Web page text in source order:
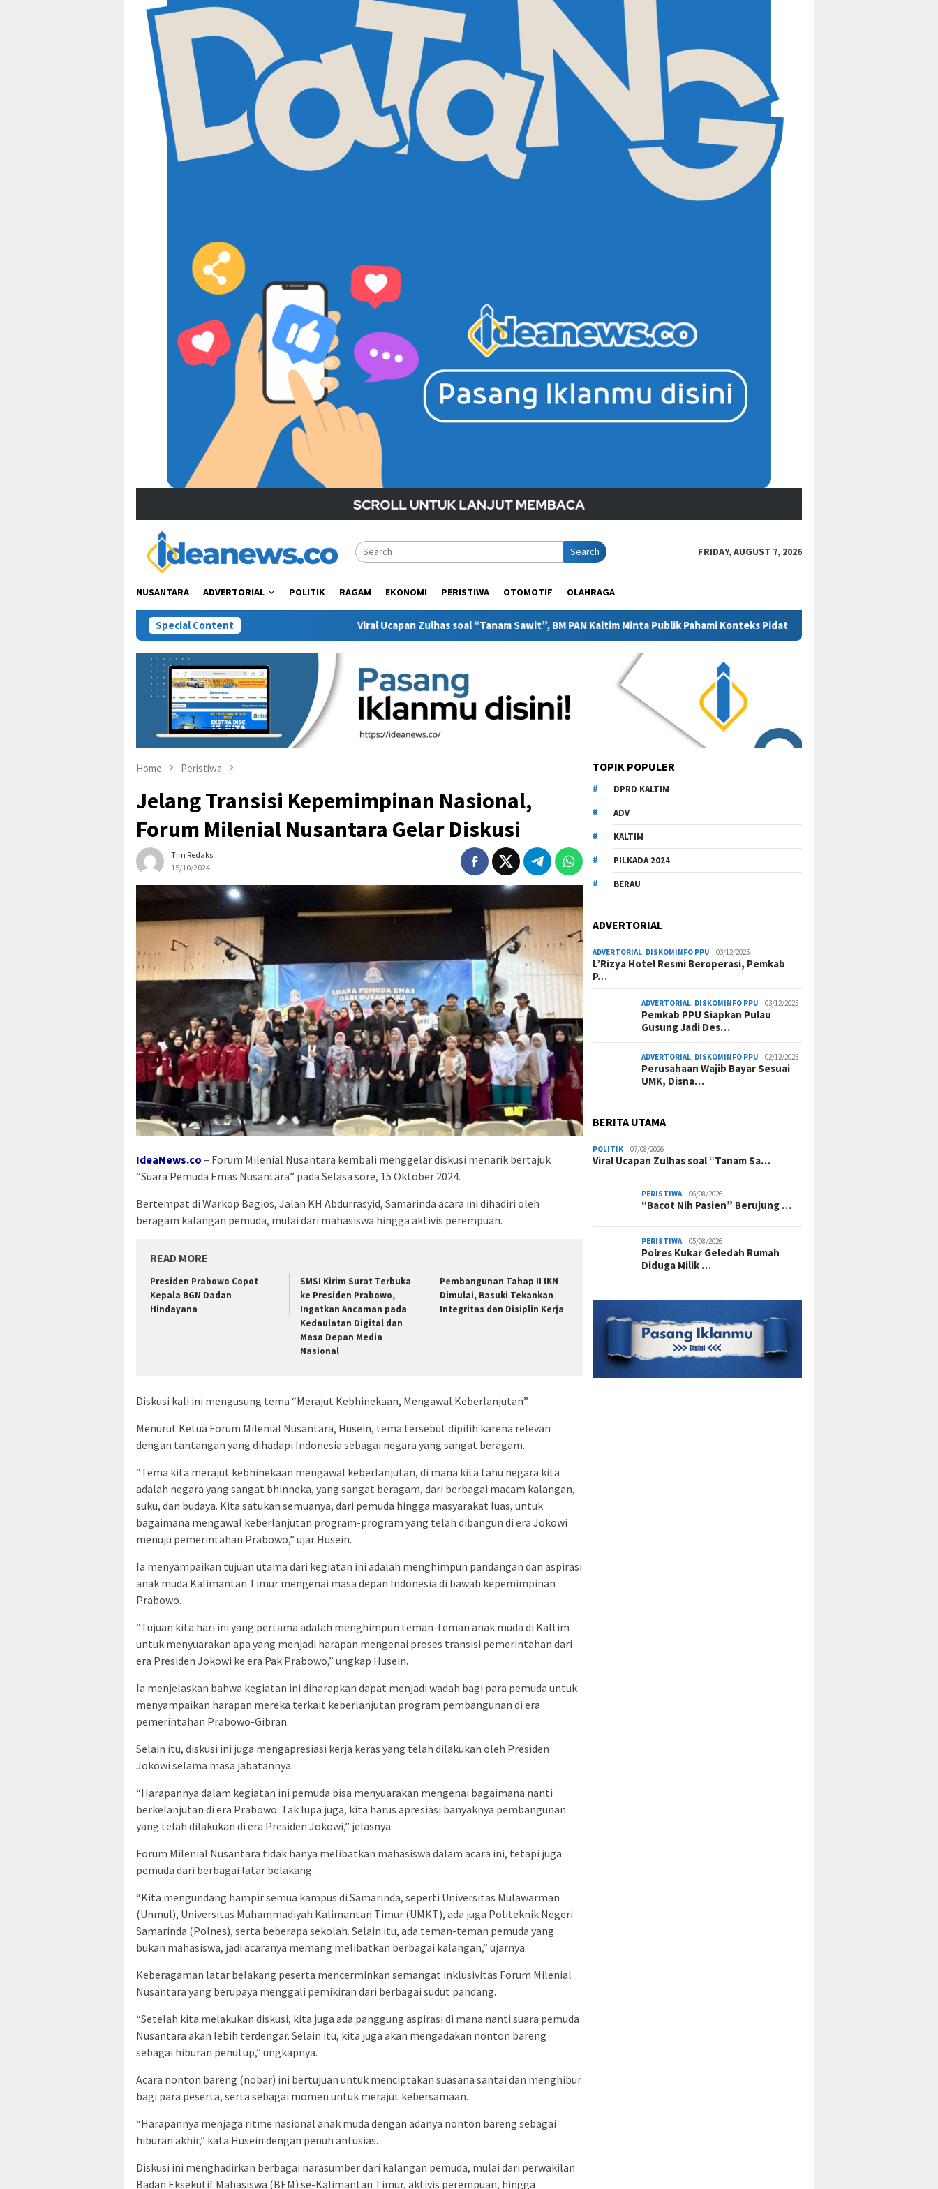
Search FRIDAY, AUGUST 7, 2026
NUSANTARA ADVERTORIAL POLITIK RAGAM EKONOMI PERISTIWA OTOMOTIF OLAHRAGA
Special ContentViral Ucapan Zulhas soal “Tanam Sawit”, BM PAN Kaltim Minta Publik Pahami Konteks Pidato Secara Utuh “Bacot Nih Pasien” Berujung
Home Peristiwa
Jelang Transisi Kepemimpinan Nasional,
Forum Milenial Nusantara Gelar Diskusi
Tim Redaksi
15/10/2024
IdeaNews.co – Forum Milenial Nusantara kembali menggelar diskusi menarik bertajuk
“Suara Pemuda Emas Nusantara” pada Selasa sore, 15 Oktober 2024.
Bertempat di Warkop Bagios, Jalan KH Abdurrasyid, Samarinda acara ini dihadiri oleh
beragam kalangan pemuda, mulai dari mahasiswa hingga aktivis perempuan.
READ MORE
Presiden Prabowo Copot
Kepala BGN Dadan
Hindayana
SMSI Kirim Surat Terbuka
ke Presiden Prabowo,
Ingatkan Ancaman pada
Kedaulatan Digital dan
Masa Depan Media
Nasional
Pembangunan Tahap II IKN
Dimulai, Basuki Tekankan
Integritas dan Disiplin Kerja
Diskusi kali ini mengusung tema “Merajut Kebhinekaan, Mengawal Keberlanjutan”.
Menurut Ketua Forum Milenial Nusantara, Husein, tema tersebut dipilih karena relevan
dengan tantangan yang dihadapi Indonesia sebagai negara yang sangat beragam.
“Tema kita merajut kebhinekaan mengawal keberlanjutan, di mana kita tahu negara kita
adalah negara yang sangat bhinneka, yang sangat beragam, dari berbagai macam kalangan,
suku, dan budaya. Kita satukan semuanya, dari pemuda hingga masyarakat luas, untuk
bagaimana mengawal keberlanjutan program-program yang telah dibangun di era Jokowi
menuju pemerintahan Prabowo,” ujar Husein.
Ia menyampaikan tujuan utama dari kegiatan ini adalah menghimpun pandangan dan aspirasi
anak muda Kalimantan Timur mengenai masa depan Indonesia di bawah kepemimpinan
Prabowo.
“Tujuan kita hari ini yang pertama adalah menghimpun teman-teman anak muda di Kaltim
untuk menyuarakan apa yang menjadi harapan mengenai proses transisi pemerintahan dari
era Presiden Jokowi ke era Pak Prabowo,” ungkap Husein.
Ia menjelaskan bahwa kegiatan ini diharapkan dapat menjadi wadah bagi para pemuda untuk
menyampaikan harapan mereka terkait keberlanjutan program pembangunan di era
pemerintahan Prabowo-Gibran.
Selain itu, diskusi ini juga mengapresiasi kerja keras yang telah dilakukan oleh Presiden
Jokowi selama masa jabatannya.
“Harapannya dalam kegiatan ini pemuda bisa menyuarakan mengenai bagaimana nanti
berkelanjutan di era Prabowo. Tak lupa juga, kita harus apresiasi banyaknya pembangunan
yang telah dilakukan di era Presiden Jokowi,” jelasnya.
Forum Milenial Nusantara tidak hanya melibatkan mahasiswa dalam acara ini, tetapi juga
pemuda dari berbagai latar belakang.
“Kita mengundang hampir semua kampus di Samarinda, seperti Universitas Mulawarman
(Unmul), Universitas Muhammadiyah Kalimantan Timur (UMKT), ada juga Politeknik Negeri
Samarinda (Polnes), serta beberapa sekolah. Selain itu, ada teman-teman pemuda yang
bukan mahasiswa, jadi acaranya memang melibatkan berbagai kalangan,” ujarnya.
Keberagaman latar belakang peserta mencerminkan semangat inklusivitas Forum Milenial
Nusantara yang berupaya menggali pemikiran dari berbagai sudut pandang.
“Setelah kita melakukan diskusi, kita juga ada panggung aspirasi di mana nanti suara pemuda
Nusantara akan lebih terdengar. Selain itu, kita juga akan mengadakan nonton bareng
sebagai hiburan penutup,” ungkapnya.
Acara nonton bareng (nobar) ini bertujuan untuk menciptakan suasana santai dan menghibur
bagi para peserta, serta sebagai momen untuk merajut kebersamaan.
“Harapannya menjaga ritme nasional anak muda dengan adanya nonton bareng sebagai
hiburan akhir,” kata Husein dengan penuh antusias.
Diskusi ini menghadirkan berbagai narasumber dari kalangan pemuda, mulai dari perwakilan
Badan Eksekutif Mahasiswa (BEM) se-Kalimantan Timur, aktivis perempuan, hingga
TOPIK POPULER
DPRD KALTIM
ADV
KALTIM
PILKADA 2024
BERAU
ADVERTORIAL
ADVERTORIAL, DISKOMINFO PPU 03/12/2025
L’Rizya Hotel Resmi Beroperasi, Pemkab
P…
ADVERTORIAL, DISKOMINFO PPU 03/12/2025
Pemkab PPU Siapkan Pulau
Gusung Jadi Des…
ADVERTORIAL, DISKOMINFO PPU 02/12/2025
Perusahaan Wajib Bayar Sesuai
UMK, Disna…
BERITA UTAMA
POLITIK 07/08/2026
Viral Ucapan Zulhas soal “Tanam Sa…
PERISTIWA 06/08/2026
“Bacot Nih Pasien” Berujung …
PERISTIWA 05/08/2026
Polres Kukar Geledah Rumah
Diduga Milik …